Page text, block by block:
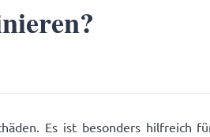
Es ist besonders hilfreich